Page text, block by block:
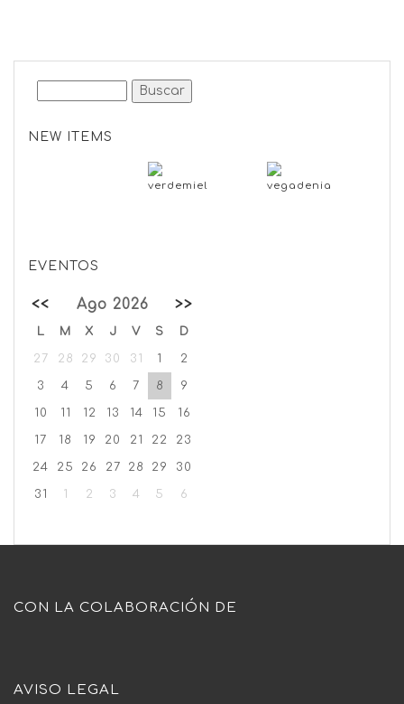
NEW ITEMS
EVENTOS
<< Ago 2026 >>
L M X J V S D
27 28 29 30 31 1 2
3 4 5 6 7 8 9
10 11 12 13 14 15 16
17 18 19 20 21 22 23
24 25 26 27 28 29 30
31 1 2 3 4 5 6
CON LA COLABORACIÓN DE
AVISO LEGAL